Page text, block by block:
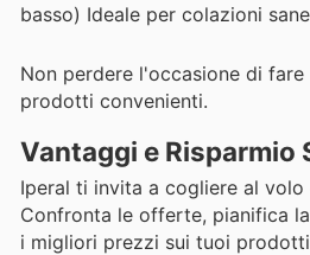
basso) Ideale per colazioni
Non perdere l'occasione di
prodotti convenienti.
Vantaggi e Risparmio
Iperal ti invita a cogliere al volo
Confronta le offerte, pianifica
i migliori prezzi sui tuoi